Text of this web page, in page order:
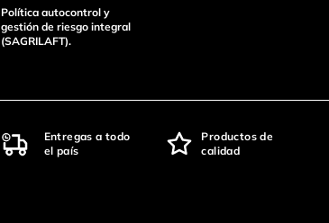
Política autocontrol y
gestión de riesgo integral
(SAGRILAFT).
Entregas a todo
el país
Productos de
calidad